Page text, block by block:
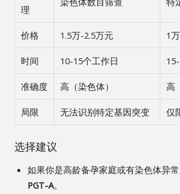
理
价格 1.5万-2.5万元 1
时间 10-15个工作日
准确度 高（染色体） 高
局限 无法识别特定基因突变 仅
选择建议
如果你是高龄备孕家庭或有染色体异
PGT-A。